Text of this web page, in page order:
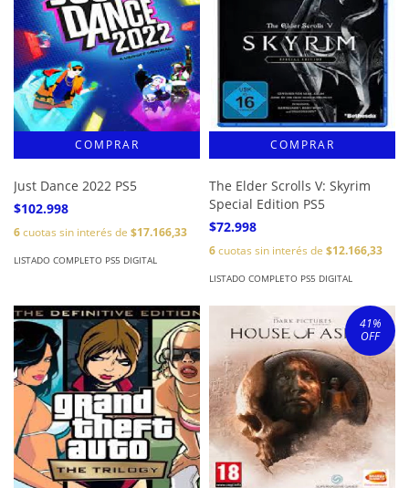
Just Dance 2022 PS5
$102.998
6cuotas sin interés de $17.166,33
LISTADO COMPLETO PS5 DIGITAL
The Elder Scrolls V: Skyrim
Special Edition PS5
$72.998
6cuotas sin interés de $12.166,33
LISTADO COMPLETO PS5 DIGITAL
41%
OFF